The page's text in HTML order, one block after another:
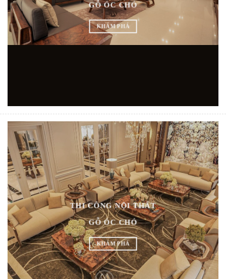
GỖ ÓC CHÓ
KHÁM PHÁ
THI CÔNG NỘI THẤT
GỖ ÓC CHÓ
KHÁM PHÁ